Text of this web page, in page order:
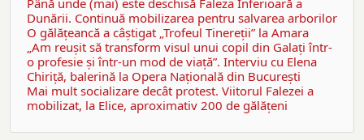
Dunării. Continuă mobilizarea pentru salvarea arborilor
O gălăţeancă a câştigat „Trofeul Tinereții” la Amara
„Am reușit să transform visul unui copil din Galați într-
o profesie și într-un mod de viață”. Interviu cu Elena
Chiriţă, balerină la Opera Naţională din Bucureşti
Mai mult socializare decât protest. Viitorul Falezei a
mobilizat, la Elice, aproximativ 200 de gălăţeni